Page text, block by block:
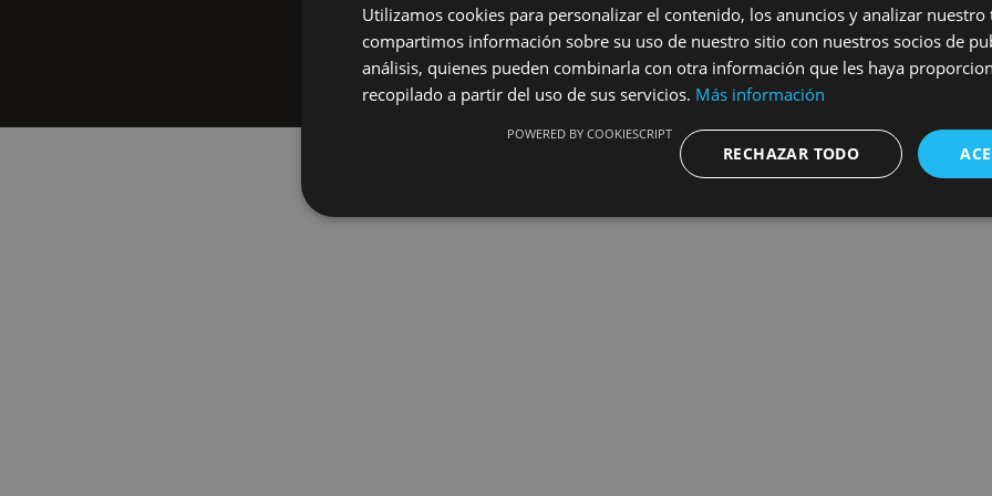
arte@franciscoescuderoanticuarios.com
Instagram
Utilizamos cookies para personalizar el contenido, los anuncios y analizar nuestro
compartimos información sobre su uso de nuestro sitio con nuestros socios de
análisis, quienes pueden combinarla con otra información que les haya
recopilado a partir del uso de sus servicios. Más información
RECHAZAR TODO
POWERED BY COOKIESCRIPT